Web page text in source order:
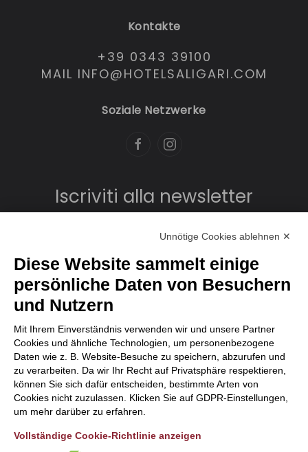
Kontakte
+39 0343 39100
MAIL INFO@HOTELSALIGARI.COM
Soziale Netzwerke
Iscriviti alla newsletter
Unnötige Cookies ablehnen ✕
Diese Website sammelt einige
persönliche Daten von Besuchern
und Nutzern
Mit Ihrem Einverständnis verwenden wir und unsere Partner
Cookies und ähnliche Technologien, um personenbezogene
Daten wie z. B. Website-Besuche zu speichern, abzurufen und
zu verarbeiten. Da wir Ihr Recht auf Privatsphäre respektieren,
können Sie sich dafür entscheiden, bestimmte Arten von
Cookies nicht zuzulassen. Klicken Sie auf GDPR-Einstellungen,
um mehr darüber zu erfahren.
Vollständige Cookie-Richtlinie anzeigen